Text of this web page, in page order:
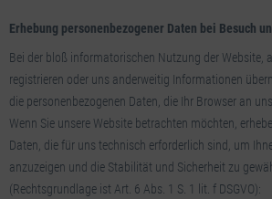
Erhebung personenbezogener Daten bei Besuch
Bei der bloß informatorischen Nutzung der Website,
registrieren oder uns anderweitig Informationen
die personenbezogenen Daten, die Ihr Browser an
Wenn Sie unsere Website betrachten möchten,
Daten, die für uns technisch erforderlich sind, um
anzuzeigen und die Stabilität und Sicherheit zu
(Rechtsgrundlage ist Art. 6 Abs. 1 S. 1 lit. f DSGVO):